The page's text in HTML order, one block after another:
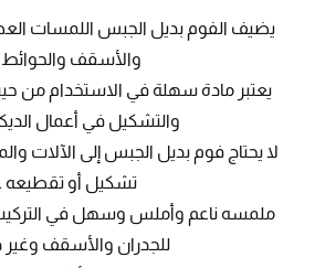
يضيف الفوم بديل الجبس اللمسات
والأسقف والحوائط
يعتبر مادة سهلة في الاستخدام من
والتشكيل في أعمال
لا يحتاج فوم بديل الجبس إلى الآلات
تشكيل أو تقطيعه .
ملمسه ناعم وأملس وسهل في التركيب
للجدران والأسقف وغير